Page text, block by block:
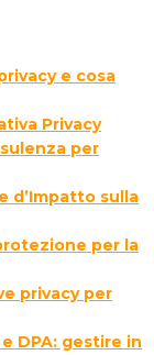
e cosa
Privacy
per
d’Impatto sulla
per la
privacy per
DPA: gestire in